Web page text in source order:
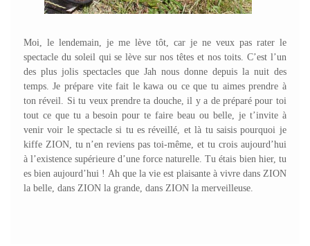
Moi, le lendemain, je me lève tôt, car je ne veux pas rater le
spectacle du soleil qui se lève sur nos têtes et nos toits. C’est l’un
des plus jolis spectacles que Jah nous donne depuis la nuit des
temps. Je prépare vite fait le kawa ou ce que tu aimes prendre à
ton réveil. Si tu veux prendre ta douche, il y a de préparé pour toi
tout ce que tu a besoin pour te faire beau ou belle, je t’invite à
venir voir le spectacle si tu es réveillé, et là tu saisis pourquoi je
kiffe ZION, tu n’en reviens pas toi-même, et tu crois aujourd’hui
à l’existence supérieure d’une force naturelle. Tu étais bien hier, tu
es bien aujourd’hui ! Ah que la vie est plaisante à vivre dans ZION
la belle, dans ZION la grande, dans ZION la merveilleuse.